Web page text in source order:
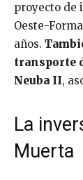
proyecto de
Oeste-
años.
transporte
Neuba II,
La
Muerta